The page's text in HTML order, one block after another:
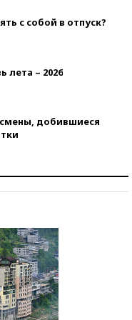
с собой в отпуск?
лета – 2026
добившиеся